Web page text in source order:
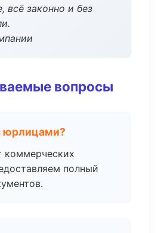
всё законно и без
вопросы
юрлицами?
коммерческих
полный